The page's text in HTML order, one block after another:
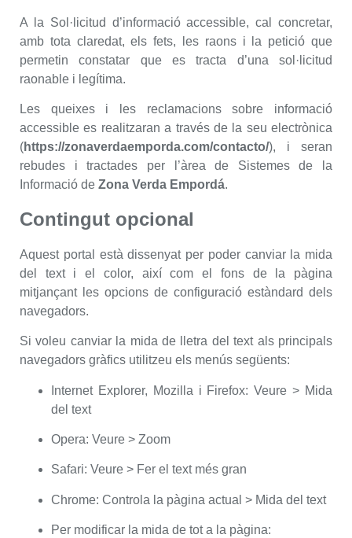
A la Sol·licitud d’informació accessible, cal concretar,
amb tota claredat, els fets, les raons i la petició que
permetin constatar que es tracta d’una sol·licitud
raonable i legítima.
Les queixes i les reclamacions sobre informació
accessible es realitzaran a través de la seu electrònica
(https://zonaverdaemporda.com/contacto/), i seran
rebudes i tractades per l’àrea de Sistemes de la
Informació de Zona Verda Empordá.
Contingut opcional
Aquest portal està dissenyat per poder canviar la mida
del text i el color, així com el fons de la pàgina
mitjançant les opcions de configuració estàndard dels
navegadors.
Si voleu canviar la mida de lletra del text als principals
navegadors gràfics utilitzeu els menús següents:
Internet Explorer, Mozilla i Firefox: Veure > Mida
del text
Opera: Veure > Zoom
Safari: Veure > Fer el text més gran
Chrome: Controla la pàgina actual > Mida del text
Per modificar la mida de tot a la pàgina: